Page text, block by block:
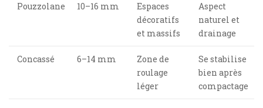
Pouzzolane 10–16 mm
Espaces
décoratifs
et massifs
Aspect
naturel et
drainage
Concassé 6–14 mm
Zone de
roulage
léger
Se stabilise
bien après
compactage